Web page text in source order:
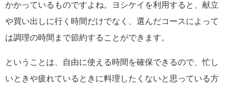
かかっているものですよね。ヨシケイを利用すると、献立
や買い出しに行く時間だけでなく、選んだコースによって
は調理の時間まで節約することができます。
ということは、自由に使える時間を確保できるので、忙し
いときや疲れているときに料理したくないと思っている方